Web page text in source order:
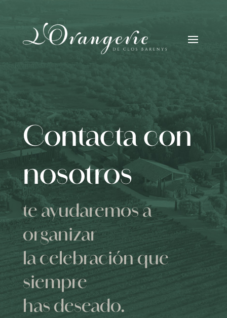
Contacta con
nosotros
te ayudaremos a
organizar
la celebración que
siempre
has deseado.